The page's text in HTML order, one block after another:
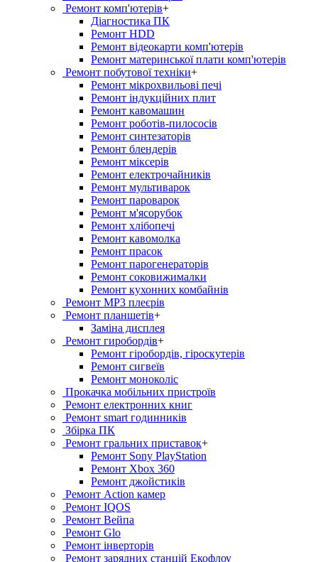
Ремонт комп'ютерів+
Діагностика ПК
Ремонт HDD
Ремонт відеокарти комп'ютерів
Ремонт материнської плати комп'ютерів
Ремонт побутової техніки+
Ремонт мікрохвильові печі
Ремонт індукційних плит
Ремонт кавомашин
Ремонт роботів-пилососів
Ремонт синтезаторів
Ремонт блендерiв
Ремонт мiксерiв
Ремонт електрочайників
Ремонт мультиварок
Ремонт пароварок
Ремонт м'ясорубок
Ремонт хлiбопечi
Ремонт кавомолка
Ремонт прасок
Ремонт парогенераторiв
Ремонт соковижималки
Ремонт кухонних комбайнів
Ремонт MP3 плеєрів
Ремонт планшетів+
Заміна дисплея
Ремонт гиробордiв+
Ремонт гіробордів, гіроскутерів
Ремонт сигвеїв
Ремонт моноколіс
Прокачка мобільних пристроїв
Ремонт електронних книг
Ремонт smart годинників
Збірка ПК
Ремонт гральних приставок+
Ремонт Sony PlayStation
Ремонт Xbox 360
Ремонт джойстиків
Ремонт Action камер
Ремонт IQOS
Ремонт Вейпа
Ремонт Glo
Ремонт інверторів
Ремонт зарядних станцій Екофлоу